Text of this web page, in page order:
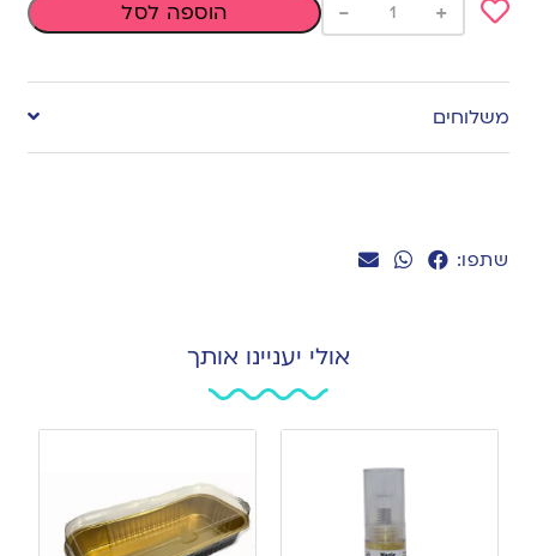
שתפו:
to
wishlist
+
- הוספה לסל
משלוחים
אולי יעניינו אותך